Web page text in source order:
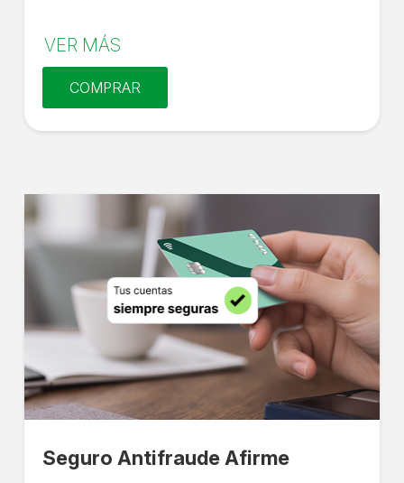
VER MÁS
COMPRAR
Seguro Antifraude Afirme